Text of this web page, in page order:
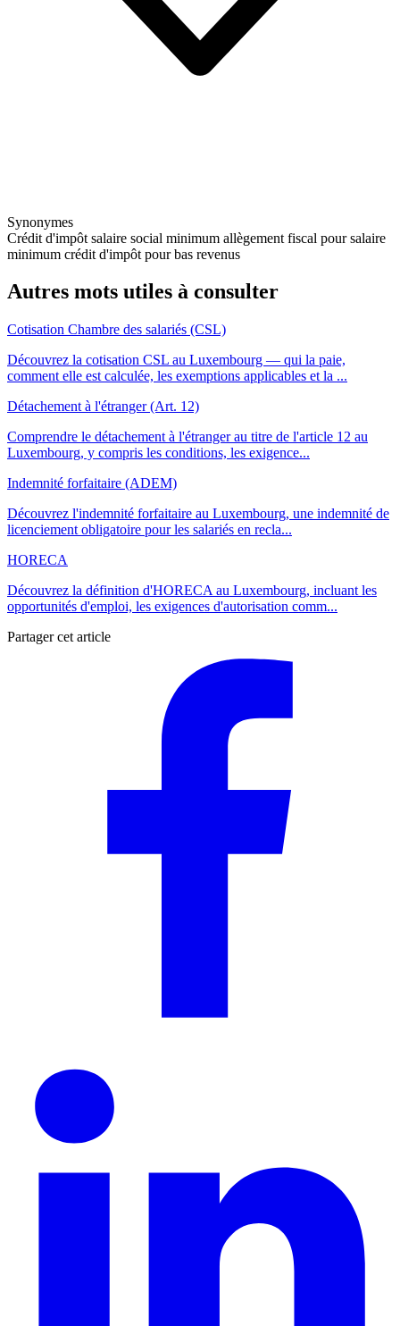
Synonymes
Crédit d'impôt salaire social minimum allègement fiscal pour salaire
minimum crédit d'impôt pour bas revenus
Autres mots utiles à consulter
Cotisation Chambre des salariés (CSL)
Découvrez la cotisation CSL au Luxembourg — qui la paie,
comment elle est calculée, les exemptions applicables et la ...
Détachement à l'étranger (Art. 12)
Comprendre le détachement à l'étranger au titre de l'article 12 au
Luxembourg, y compris les conditions, les exigence...
Indemnité forfaitaire (ADEM)
Découvrez l'indemnité forfaitaire au Luxembourg, une indemnité de
licenciement obligatoire pour les salariés en recla...
HORECA
Découvrez la définition d'HORECA au Luxembourg, incluant les
opportunités d'emploi, les exigences d'autorisation comm...
Partager cet article